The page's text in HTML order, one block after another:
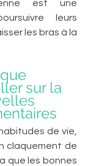
est une
leurs
les bras à la
sur la
de vie,
claquement de
que les bonnes